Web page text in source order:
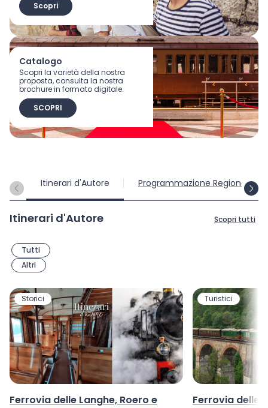
Scopri
Catalogo
Scopri la varietà della nostra
proposta, consulta la nostra
brochure in formato digitale.
SCOPRI
Itinerari d'Autore Programmazione Regionale
Itinerari d'Autore Scopri tutti
FiltriTutti
Altri
Storici
Ferrovia delle Langhe, Roero e
Turistici
Ferrovia delle